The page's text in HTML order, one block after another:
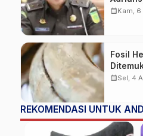
Persen
calendar_monthKam,
Fosil
Kudus
calendar_monthSel, 4
REKOMENDASI UNTUK